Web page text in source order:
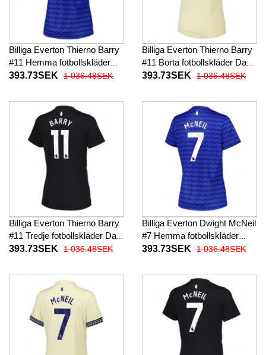
Billiga Everton Thierno Barry
#11 Hemma fotbollskläder
Dam 2025-26 Kortärmad
393.73SEK 1 036.48SEK
Billiga Everton Thierno Barry
#11 Borta fotbollskläder Dam
2025-26 Kortärmad
393.73SEK 1 036.48SEK
Billiga Everton Thierno Barry
#11 Tredje fotbollskläder Dam
2025-26 Kortärmad
393.73SEK 1 036.48SEK
Billiga Everton Dwight McNeil
#7 Hemma fotbollskläder
Dam 2025-26 Kortärmad
393.73SEK 1 036.48SEK